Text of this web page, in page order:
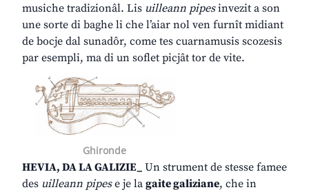
musiche tradizionâl. Lis uilleann pipesinvezit a son
une sorte di baghe li che l’aiar nol ven furnît midiant
de bocje dal sunadôr, come tes cuarnamusis scozesis
par esempli, ma di un soflet picjât tor de vite.
Ghironde
HEVIA, DA LA GALIZIE_ Un strument de stesse famee
des uilleann pipese je la gaite galiziane, che in